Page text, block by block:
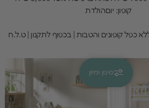
קופון: יוםהולדת
סינון ומיון